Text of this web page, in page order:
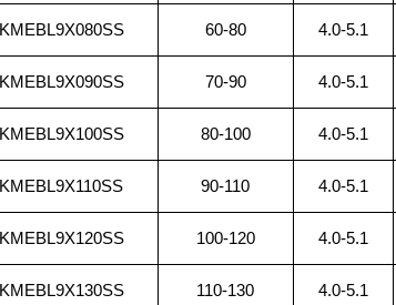
KMEBL9X080SS 60-80 4.0-5.1
KMEBL9X090SS 70-90 4.0-5.1
KMEBL9X100SS 80-100 4.0-5.1
KMEBL9X110SS 90-110 4.0-5.1
KMEBL9X120SS 100-120 4.0-5.1
KMEBL9X130SS 110-130 4.0-5.1